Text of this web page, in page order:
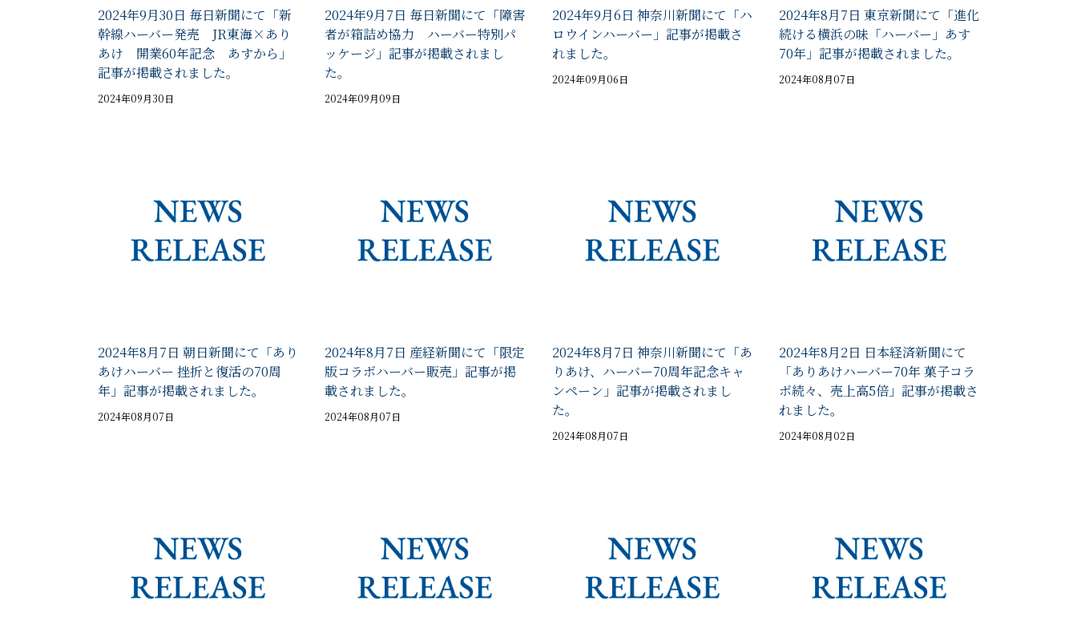
2024年9月30日 毎日新聞にて「新
幹線ハーバー発売 JR東海×あり
あけ 開業60年記念 あすから」
記事が掲載されました。
2024年09月30日
2024年9月7日 毎日新聞にて「障害
者が箱詰め協力 ハーバー特別パ
ッケージ」記事が掲載されまし
た。
2024年09月09日
2024年9月6日 神奈川新聞にて「ハ
ロウインハーバー」記事が掲載さ
れました。
2024年09月06日
2024年8月7日 東京新聞にて「進化
続ける横浜の味「ハーバー」あす
70年」記事が掲載されました。
2024年08月07日
2024年8月7日 朝日新聞にて「あり
あけハーバー 挫折と復活の70周
年」記事が掲載されました。
2024年08月07日
2024年8月7日 産経新聞にて「限定
版コラボハーバー販売」記事が掲
載されました。
2024年08月07日
2024年8月7日 神奈川新聞にて「あ
りあけ、ハーバー70周年記念キャ
ンペーン」記事が掲載されまし
た。
2024年08月07日
2024年8月2日 日本経済新聞にて
「ありあけハーバー70年 菓子コラ
ボ続々、売上高5倍」記事が掲載さ
れました。
2024年08月02日